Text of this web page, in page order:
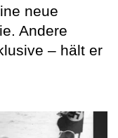
neue
Andere
– hält er